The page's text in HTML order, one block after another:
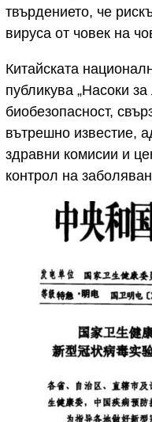
твърдението, че
вируса от човек на
Китайската
публикува „Насоки
биобезопасност,
вътрешно известие,
здравни комисии и
контрол на